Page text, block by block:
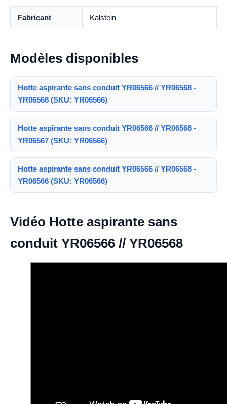
Fabricant Kalstein
Modèles disponibles
Hotte aspirante sans conduit YR06566 // YR06568 -
YR06568 (SKU: YR06566)
Hotte aspirante sans conduit YR06566 // YR06568 -
YR06567 (SKU: YR06566)
Hotte aspirante sans conduit YR06566 // YR06568 -
YR06566 (SKU: YR06566)
Vidéo Hotte aspirante sans
conduit YR06566 // YR06568